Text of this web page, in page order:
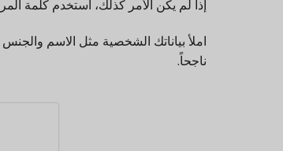
إذا لم يكن الأمر كذلك، استخدم كلمة
املأ بياناتك الشخصية مثل الاسم
ناجحاً.